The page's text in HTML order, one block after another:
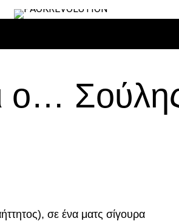
ο…
σε ένα ματς σίγουρα